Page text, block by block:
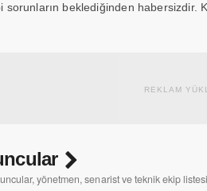
beklediğinden habersizdir.
REKLAM
yönetmen, senarist ve teknik ekip